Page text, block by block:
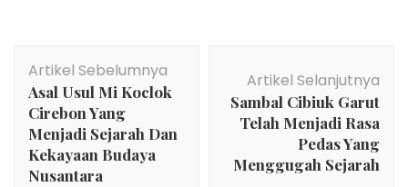
Artikel
Artikel Sebelumnya
Asal Usul Mi Koclok
Cirebon Yang
Menjadi Sejarah Dan
Kekayaan Budaya
Nusantara
Artikel Selanjutnya
Sambal Cibiuk Garut
Telah Menjadi Rasa
Pedas Yang
Menggugah Sejarah